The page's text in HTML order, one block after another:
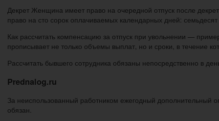
Декрет Женщина имеет право на очередной отпуск после
право на сто сорок оплачиваемых календарных дней:
Как рассчитать компенсацию за отпуск при увольнении —
прописывает не только объемы выплат, но и сроки, в течение
Рассчитать бывшего сотрудника обязаны непосредственно в
Prednalog.ru
За неиспользованный работником ежегодный дополнительный
обязан.